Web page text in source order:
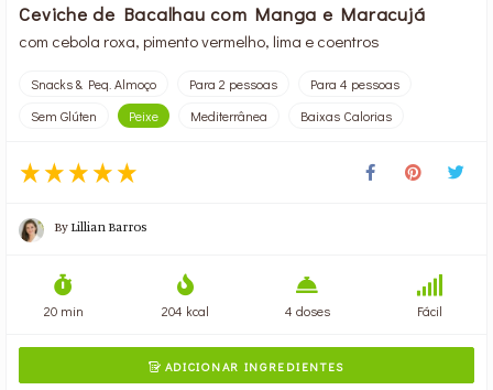
Ceviche de Bacalhau com Manga e Maracujá
com cebola roxa, pimento vermelho, lima e coentros
Snacks & Peq. Almoço Para 2 pessoas
Para 4 pessoas
Sem Glúten
Peixe Mediterrânea Baixas Calorias
ByLillian Barros
20 min 204 kcal 4 doses Fácil
ADICIONAR INGREDIENTES